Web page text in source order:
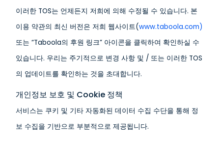
이러한 TOS는 언제든지 저희에 의해 수정될 수 있습니다. 본
이용 약관의 최신 버전은 저희 웹사이트(www.taboola.com)
또는 “Taboola의 후원 링크” 아이콘을 클릭하여 확인하실 수
있습니다. 우리는 주기적으로 변경 사항 및 / 또는 이러한 TOS
의 업데이트를 확인하는 것을 초대합니다.
개인정보 보호 및 Cookie 정책
서비스는 쿠키 및 기타 자동화된 데이터 수집 수단을 통해 정
보 수집을 기반으로 부분적으로 제공됩니다.